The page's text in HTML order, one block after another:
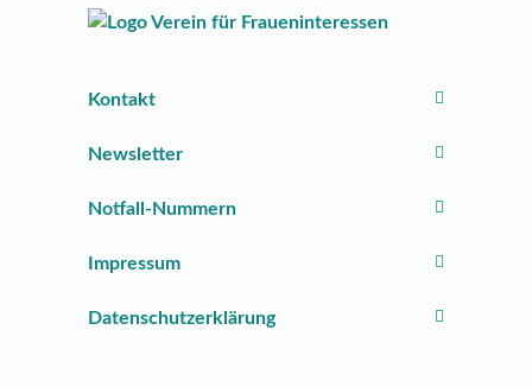
Kontakt
Newsletter
Notfall-Nummern
Impressum
Datenschutzerklärung